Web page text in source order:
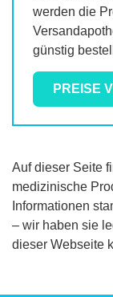
werden die
günstig
PREISE
Auf dieser Seite
medizinische
Informationen
– wir haben sie
dieser Webseite